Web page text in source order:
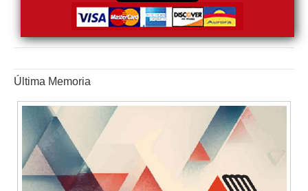
Última Memoria